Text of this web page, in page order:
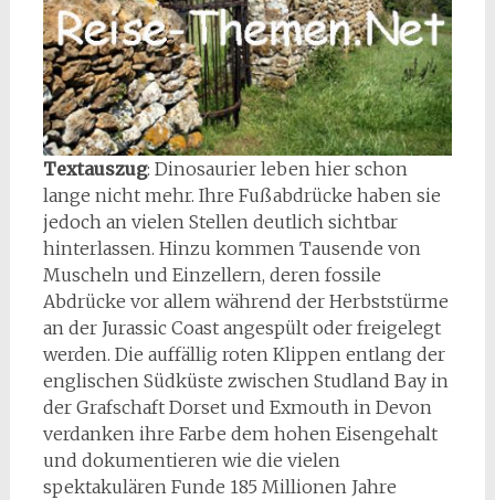
Textauszug: Dinosaurier leben hier schon
lange nicht mehr. Ihre Fußabdrücke haben sie
jedoch an vielen Stellen deutlich sichtbar
hinterlassen. Hinzu kommen Tausende von
Muscheln und Einzellern, deren fossile
Abdrücke vor allem während der Herbststürme
an der Jurassic Coast angespült oder freigelegt
werden. Die auffällig roten Klippen entlang der
englischen Südküste zwischen Studland Bay in
der Grafschaft Dorset und Exmouth in Devon
verdanken ihre Farbe dem hohen Eisengehalt
und dokumentieren wie die vielen
spektakulären Funde 185 Millionen Jahre